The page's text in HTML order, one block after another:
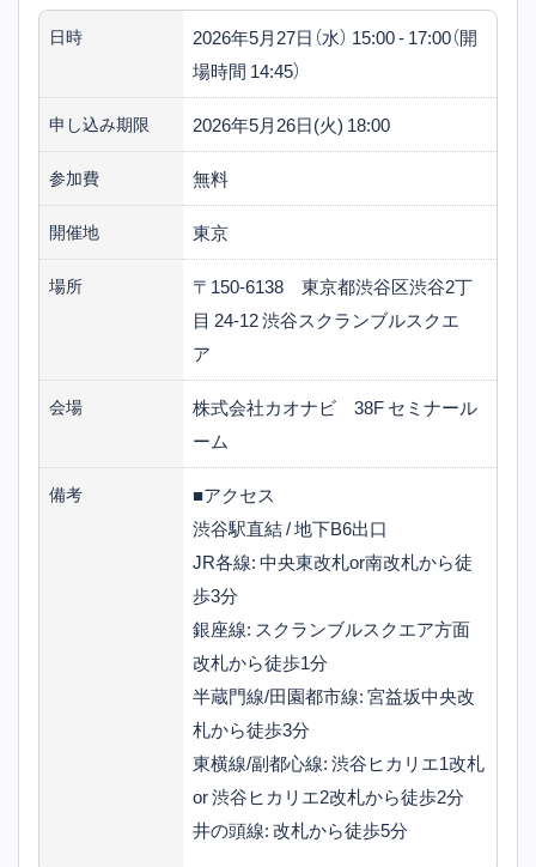
日時
2026年5月27日（水） 15:00 - 17:00（開
場時間 14:45）
申し込み期限 2026年5月26日(火) 18:00
参加費 無料
開催地 東京
場所
〒150-6138 東京都渋谷区渋谷2丁
目 24-12 渋谷スクランブルスクエ
ア
会場
株式会社カオナビ 38F セミナール
ーム
備考
■アクセス
渋谷駅直結 / 地下B6出口
JR各線: 中央東改札or南改札から徒
歩3分
銀座線: スクランブルスクエア方面
改札から徒歩1分
半蔵門線/田園都市線: 宮益坂中央改
札から徒歩3分
東横線/副都心線: 渋谷ヒカリエ1改札
or 渋谷ヒカリエ2改札から徒歩2分
井の頭線: 改札から徒歩5分